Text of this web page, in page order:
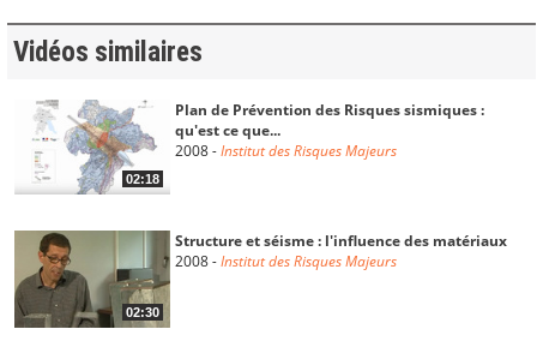
Vidéos similaires
02:18
Plan de Prévention des Risques sismiques :
qu'est ce que...
2008-Institut des Risques Majeurs
02:30
Structure et séisme : l'influence des matériaux
2008-Institut des Risques Majeurs